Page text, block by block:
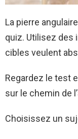
La pierre
quiz. Utilisez des
cibles veulent
Regardez le test
sur le chemin de
Choisissez un